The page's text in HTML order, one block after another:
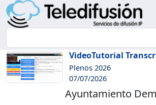
Buscador
VideoTutorial
Plenos 2026
07/07/2026
Ayuntamiento